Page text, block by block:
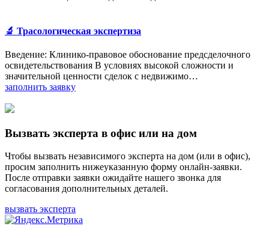
🔬 Трасологическая экспертиза
Введение: Клинико-правовое обоснование предсделочного
освидетельствования В условиях высокой сложности и
значительной ценности сделок с недвижимо…
заполнить заявку
Вызвать эксперта в офис или на дом
Чтобы вызвать независимого эксперта на дом (или в офис),
просим заполнить нижеуказанную форму онлайн-заявки.
После отправки заявки ожидайте нашего звонка для
согласования дополнительных деталей.
вызвать эксперта